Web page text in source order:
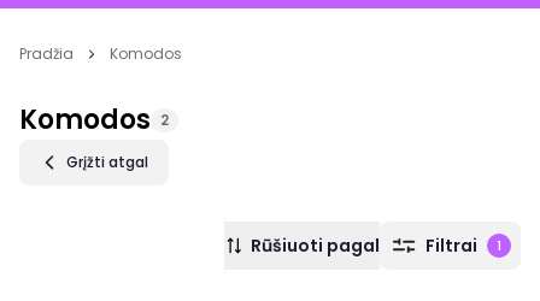
Pradžia Komodos
Komodos 2
Grįžti atgal
Rūšiuoti pagal Filtrai 1